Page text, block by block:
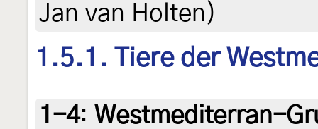
Jan van Holten)
1.5.1. Tiere der
1-4: Westmediterran-